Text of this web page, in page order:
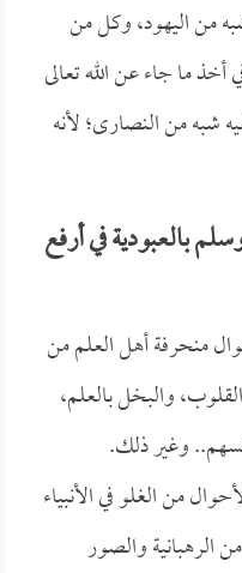
من اليهود، وكل من
ما جاء عن الله تعالى
شبه من النصارى؛ لأنه
بالعبودية في أرفع
منحرفة أهل العلم من
والبخل بالعلم،
وغير ذلك.
من الغلو في الأنبياء
الرهبانية والصور